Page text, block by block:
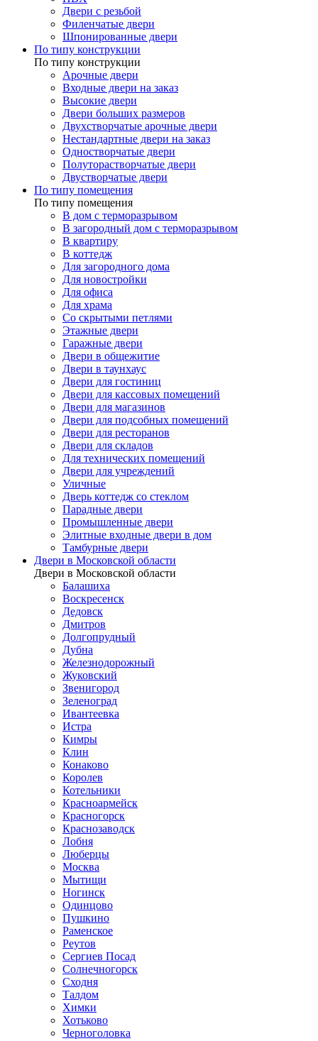
Двери с резьбой
Филенчатые двери
Шпонированные двери
По типу конструкции
По типу конструкции
Арочные двери
Входные двери на заказ
Высокие двери
Двери больших размеров
Двухстворчатые арочные двери
Нестандартные двери на заказ
Одностворчатые двери
Полуторастворчатые двери
Двустворчатые двери
По типу помещения
По типу помещения
В дом с терморазрывом
В загородный дом с терморазрывом
В квартиру
В коттедж
Для загородного дома
Для новостройки
Для офиса
Для храма
Со скрытыми петлями
Этажные двери
Гаражные двери
Двери в общежитие
Двери в таунхаус
Двери для гостиниц
Двери для кассовых помещений
Двери для магазинов
Двери для подсобных помещений
Двери для ресторанов
Двери для складов
Для технических помещений
Двери для учреждений
Уличные
Дверь коттедж со стеклом
Парадные двери
Промышленные двери
Элитные входные двери в дом
Тамбурные двери
Двери в Московской области
Двери в Московской области
Балашиха
Воскресенск
Дедовск
Дмитров
Долгопрудный
Дубна
Железнодорожный
Жуковский
Звенигород
Зеленоград
Ивантеевка
Истра
Кимры
Клин
Конаково
Королев
Котельники
Красноармейск
Красногорск
Краснозаводск
Лобня
Люберцы
Москва
Мытищи
Ногинск
Одинцово
Пушкино
Раменское
Реутов
Сергиев Посад
Солнечногорск
Сходня
Талдом
Химки
Хотьково
Черноголовка